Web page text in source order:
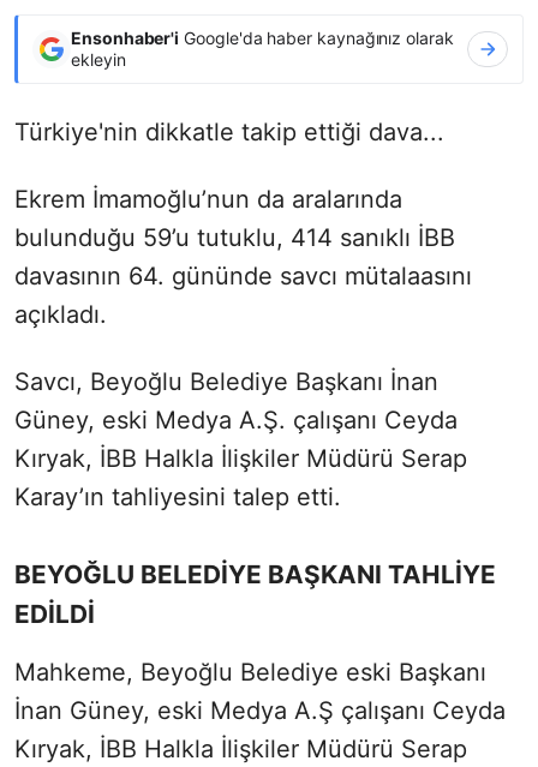
Ensonhaber'i Google'da haber kaynağınız olarak
ekleyin
Türkiye'nin dikkatle takip ettiği dava...
Ekrem İmamoğlu’nun da aralarında
bulunduğu 59’u tutuklu, 414 sanıklı İBB
davasının 64. gününde savcı mütalaasını
açıkladı.
Savcı, Beyoğlu Belediye Başkanı İnan
Güney, eski Medya A.Ş. çalışanı Ceyda
Kıryak, İBB Halkla İlişkiler Müdürü Serap
Karay’ın tahliyesini talep etti.
BEYOĞLU BELEDİYE BAŞKANI TAHLİYE
EDİLDİ
Mahkeme, Beyoğlu Belediye eski Başkanı
İnan Güney, eski Medya A.Ş çalışanı Ceyda
Kıryak, İBB Halkla İlişkiler Müdürü Serap